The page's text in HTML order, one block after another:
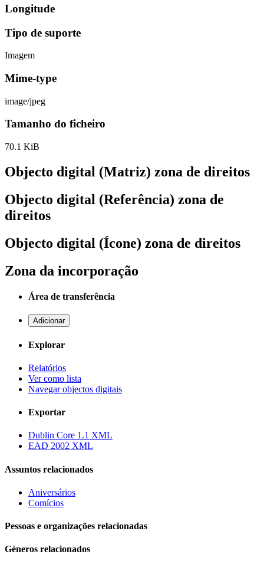
Longitude
Tipo de suporte
Imagem
Mime-type
image/jpeg
Tamanho do ficheiro
70.1 KiB
Objecto digital (Matriz) zona de direitos
Objecto digital (Referência) zona de
direitos
Objecto digital (Ícone) zona de direitos
Zona da incorporação
Área de transferência
Adicionar
Explorar
Relatórios
Ver como lista
Navegar objectos digitais
Exportar
Dublin Core 1.1 XML
EAD 2002 XML
Assuntos relacionados
Aniversários
Comícios
Pessoas e organizações relacionadas
Géneros relacionados